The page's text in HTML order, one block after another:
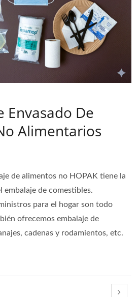
Envasado De
Alimentarios
de alimentos no HOPAK tiene la
embalaje de comestibles.
para el hogar son todo
ofrecemos embalaje de
cadenas y rodamientos, etc.